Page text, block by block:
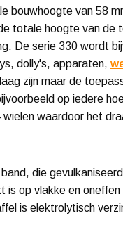
bouwhoogte van 58
totale hoogte van de
De serie 330 wordt
dolly's, apparaten,
zijn maar de
op iedere
waardoor het
die
op vlakke en
is elektrolytisch